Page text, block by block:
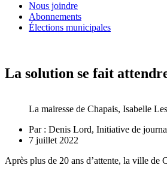
Nous joindre
Abonnements
Élections municipales
La solution se fait
La mairesse de Chapais, Isabelle
Par : Denis Lord, Initiative de
7 juillet 2022
Après plus de 20 ans d’attente, la ville de